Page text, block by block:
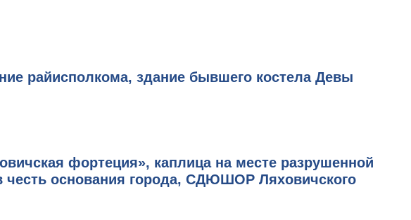
райисполкома, здание бывшего костела Девы
фортеция», каплица на месте разрушенной
честь основания города, СДЮШОР Ляховичского